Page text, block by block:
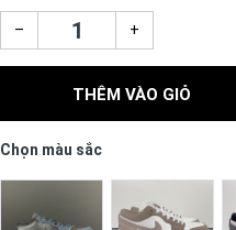
– +
THÊM VÀO GIỎ
Chọn màu sắc